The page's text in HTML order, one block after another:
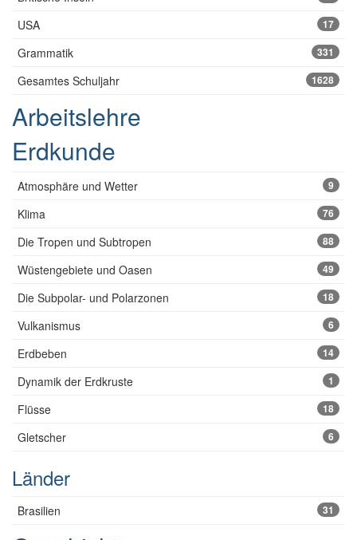
USA 17
Grammatik 331
Gesamtes Schuljahr 1628
Arbeitslehre
Erdkunde
Atmosphäre und Wetter 9
Klima 76
Die Tropen und Subtropen 88
Wüstengebiete und Oasen 49
Die Subpolar- und Polarzonen 18
Vulkanismus 6
Erdbeben 14
Dynamik der Erdkruste 1
Flüsse 18
Gletscher 6
Länder
Brasilien 31